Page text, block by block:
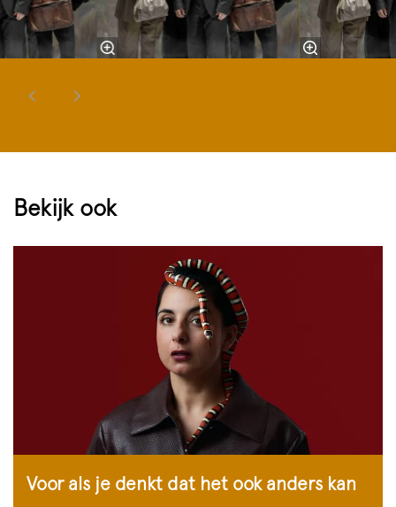
Bekijk ook
Voor als je denkt dat het ook anders kan